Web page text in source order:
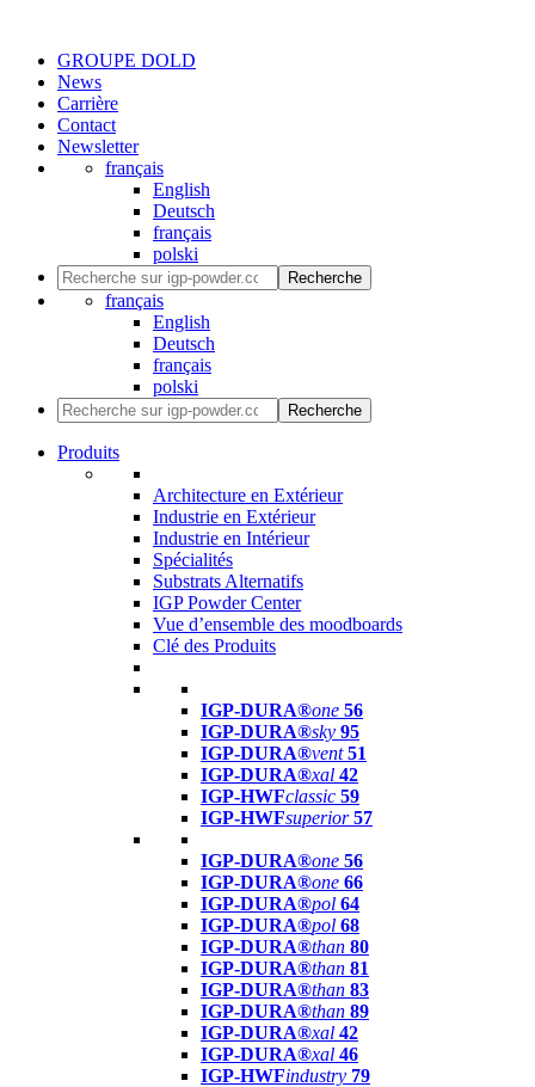
GROUPE DOLD
News
Carrière
Contact
Newsletter
français
English
Deutsch
français
polski
Recherche
français
English
Deutsch
français
polski
Recherche
Produits
Architecture en Extérieur
Industrie en Extérieur
Industrie en Intérieur
Spécialités
Substrats Alternatifs
IGP Powder Center
Vue d’ensemble des moodboards
Clé des Produits
IGP-DURA®one 56
IGP-DURA®sky 95
IGP-DURA®vent 51
IGP-DURA®xal 42
IGP-HWFclassic 59
IGP-HWFsuperior 57
IGP-DURA®one 56
IGP-DURA®one 66
IGP-DURA®pol 64
IGP-DURA®pol 68
IGP-DURA®than 80
IGP-DURA®than 81
IGP-DURA®than 83
IGP-DURA®than 89
IGP-DURA®xal 42
IGP-DURA®xal 46
IGP-HWFindustry 79